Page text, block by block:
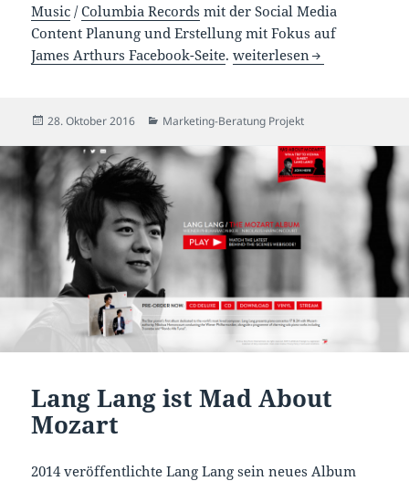
Music /Columbia Records mit der Social Media
Content Planung und Erstellung mit Fokus auf
James Arthurs Facebook-Seite.Social Media Content für
weiterlesen
Veröffentlicht
28. Oktober 2016 Kategorien
Marketing-Beratung Projekt
Lang Lang ist Mad About
Mozart
2014 veröffentlichte Lang Lang sein neues Album